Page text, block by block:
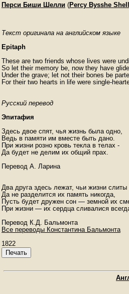
Перси Биши Шелли (Percy Bysshe
Текст оригинала на английском языке
Epitaph
These are two friends whose lives were
So let their memory be, now they have
Under the grave; let not their bones be
For their two hearts in life were single-
Русский перевод
Эпитафия
Здесь двое спят, чья жизнь была одно,
Ведь в памяти им вместе быть дано.
При жизни розно кровь текла в телах -
Да будет не делим их общий прах.
Перевод А. Ларина
Два друга здесь лежат, чьи жизни
Да не разделится их память никогда,
Пусть будет дружен сон — земной их
При жизни — их сердца сливалися
Все переводы Константина Бальмонта
1822
Печать